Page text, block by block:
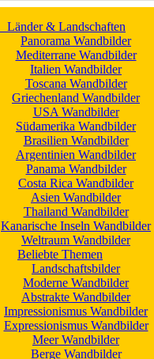
Länder & Landschaften
Panorama Wandbilder
Mediterrane Wandbilder
Italien Wandbilder
Toscana Wandbilder
Griechenland Wandbilder
USA Wandbilder
Südamerika Wandbilder
Brasilien Wandbilder
Argentinien Wandbilder
Panama Wandbilder
Costa Rica Wandbilder
Asien Wandbilder
Thailand Wandbilder
Kanarische Inseln Wandbilder
Weltraum Wandbilder
Beliebte Themen
Landschaftsbilder
Moderne Wandbilder
Abstrakte Wandbilder
Impressionismus Wandbilder
Expressionismus Wandbilder
Meer Wandbilder
Berge Wandbilder